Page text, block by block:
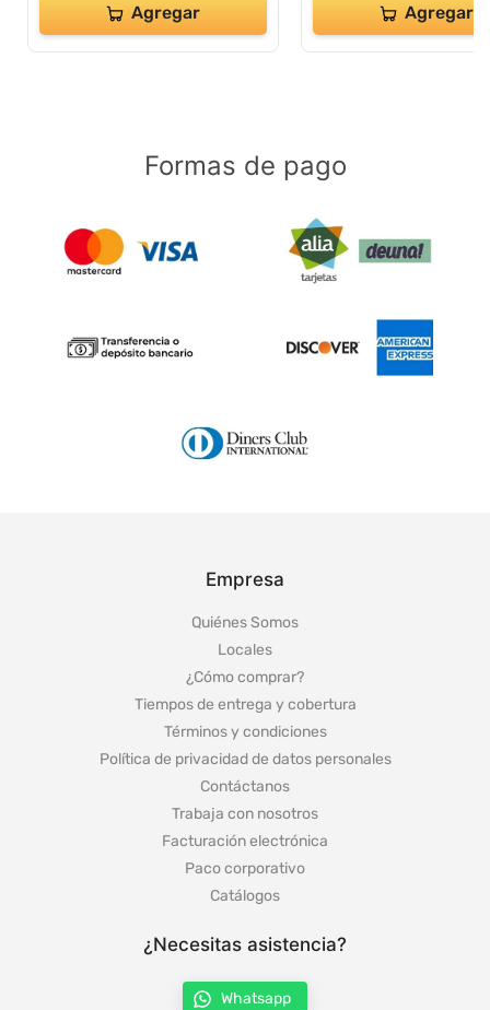
Agregar Agregar
Formas de pago
Empresa
Quiénes Somos
Locales
¿Cómo comprar?
Tiempos de entrega y cobertura
Términos y condiciones
Política de privacidad de datos personales
Contáctanos
Trabaja con nosotros
Facturación electrónica
Paco corporativo
Catálogos
¿Necesitas asistencia?
Whatsapp